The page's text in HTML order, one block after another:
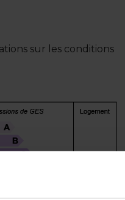
sur les conditions